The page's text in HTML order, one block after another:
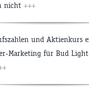
nicht +++
und Aktienkurs
Marketing für Bud